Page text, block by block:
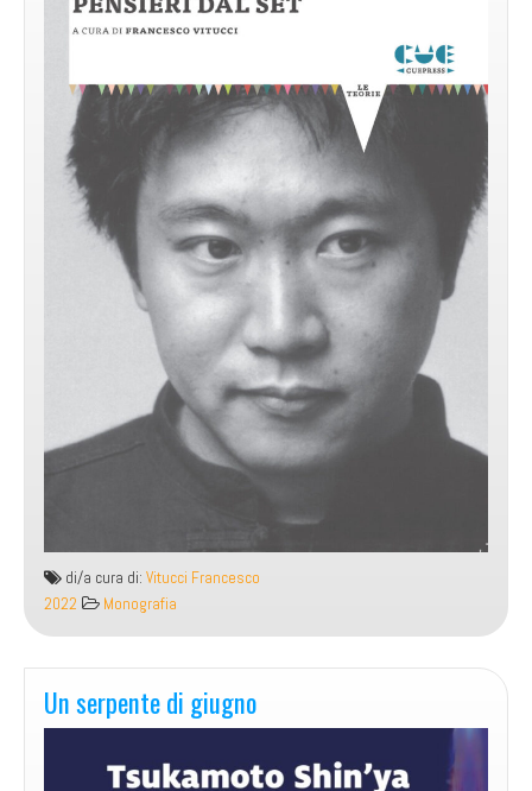
di/a cura di: Vitucci Francesco
2022
Monografia
Un serpente di giugno